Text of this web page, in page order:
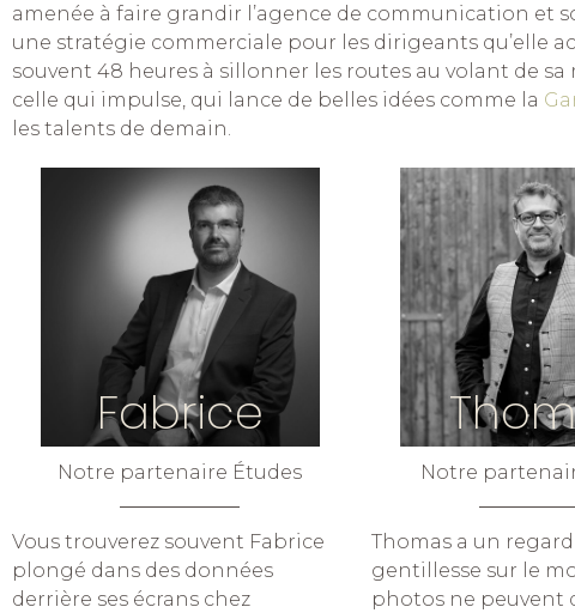
amenée à faire grandir l’agence de communication et
une stratégie commerciale pour les dirigeants qu’elle
souvent 48 heures à sillonner les routes au volant de
celle qui impulse, qui lance de belles idées comme la
les talents de demain.
Fabrice
Notre partenaire Études
Vous trouverez souvent Fabrice
plongé dans des données
derrière ses écrans chez
Notre
Thomas a un
gentillesse sur le
photos ne peuvent